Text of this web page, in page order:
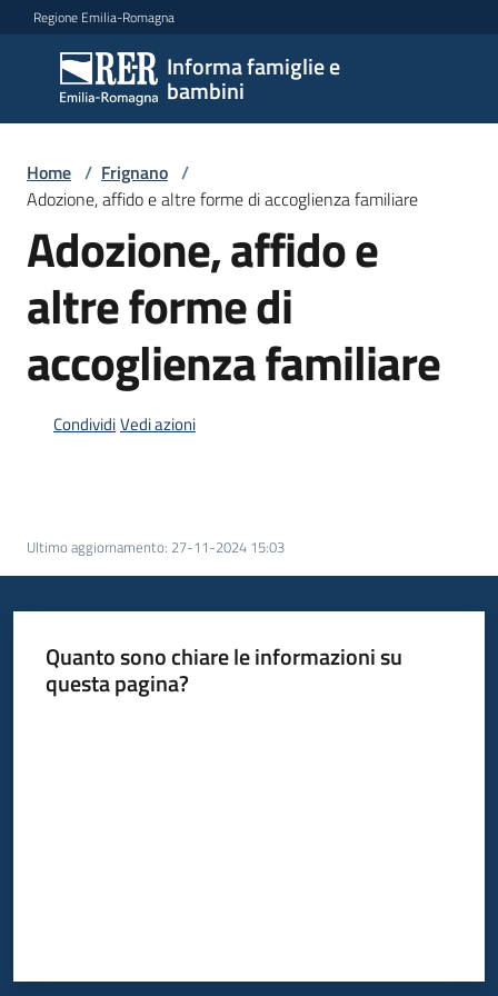
Vai al contenuto
Vai alla navigazione
Vai al footer
Regione Emilia-Romagna
Informa famiglie e
bambini
Informa
famiglie
e
bambini
Argomenti
Informazioni
Home / Frignano /
Adozione, affido e altre forme di accoglienza familiare
Adozione, affido e
altre forme di
accoglienza familiare
CondividiVedi azioni
Ultimo aggiornamento: 27-11-2024 15:03
Quanto sono chiare le informazioni su
questa pagina?